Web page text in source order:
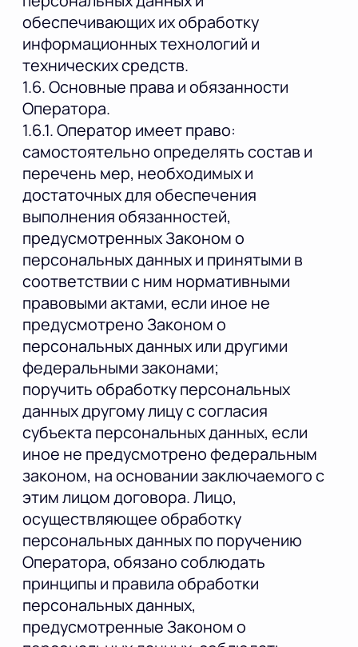
обеспечивающих их обработку
информационных технологий и
технических средств.
1.6. Основные права и обязанности
Оператора.
1.6.1. Оператор имеет право:
самостоятельно определять состав и
перечень мер, необходимых и
достаточных для обеспечения
выполнения обязанностей,
предусмотренных Законом о
персональных данных и принятыми в
соответствии с ним нормативными
правовыми актами, если иное не
предусмотрено Законом о
персональных данных или другими
федеральными законами;
поручить обработку персональных
данных другому лицу с согласия
субъекта персональных данных, если
иное не предусмотрено федеральным
законом, на основании заключаемого с
этим лицом договора. Лицо,
осуществляющее обработку
персональных данных по поручению
Оператора, обязано соблюдать
принципы и правила обработки
персональных данных,
предусмотренные Законом о